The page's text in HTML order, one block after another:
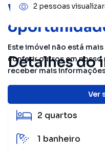
Você pode
Este imóvel não está
conferir outros em nosso
receber mais
Ver
Detalhes do
2 quartos
1 banheiro
2 pessoas